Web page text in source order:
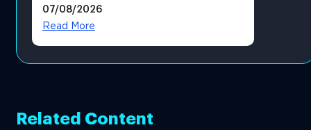
โดยตรง
07/08/2026
Read More
Related Content